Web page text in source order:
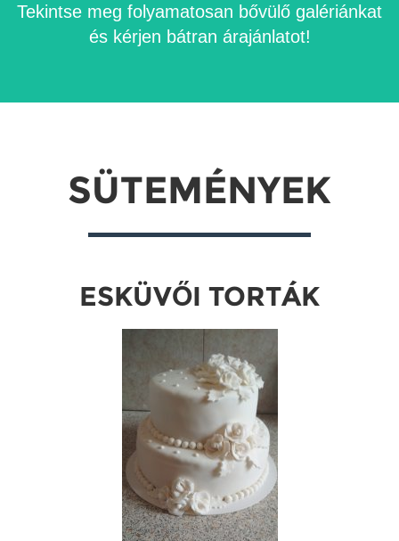
Tekintse meg folyamatosan bővülő galériánkat
és kérjen bátran árajánlatot!
SÜTEMÉNYEK
ESKÜVŐI TORTÁK